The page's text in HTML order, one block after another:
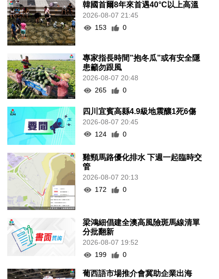
韓國首爾8年來首遇40°C以上高溫
2026-08-07 21:45
153
0
專家指長時間”抱冬瓜”或有安全隱
患籲勿跟風
2026-08-07 20:48
265
0
四川宜賓高縣4.9級地震釀1死6傷
2026-08-07 20:45
124
0
雞頸馬路優化排水 下週一起臨時交
管
2026-08-07 20:13
172
0
梁鴻細倡建全澳高風險斑馬線清單
分批翻新
2026-08-07 19:52
199
0
葡西語市場推介會冀助企業出海